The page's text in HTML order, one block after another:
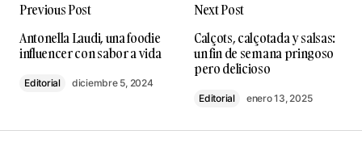
excelente! Felicitats Tomàs!
I Casademunt
julio 14, 2025 at 9:27 pm
Responder
Previous Post
Antonella Laudi, una foodie
influencer con sabor a vida
Editorial diciembre 5, 2024
Next Post
Calçots, calçotada y salsas:
un fin de semana pringoso
pero delicioso
Editorial enero 13, 2025